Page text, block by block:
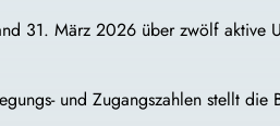
31. März 2026 über zwölf aktive
und Zugangszahlen stellt